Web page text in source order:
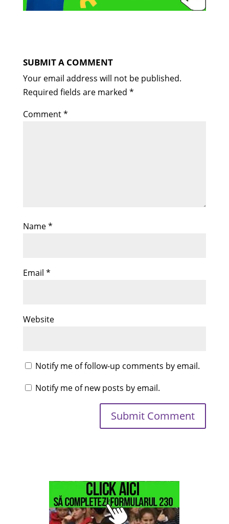
SUBMIT A COMMENT
Your email address will not be published.
Required fields are marked *
Comment*
Name*
Email *
Website
Notify me of follow-up comments by email.
Notify me of new posts by email.